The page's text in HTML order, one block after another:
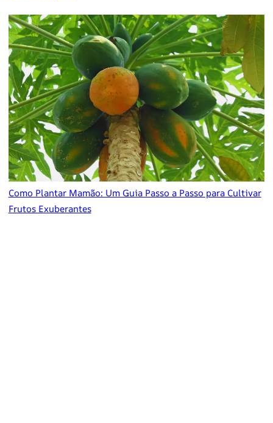
Como Plantar Mamão: Um Guia Passo a Passo para Cultivar
Frutos Exuberantes